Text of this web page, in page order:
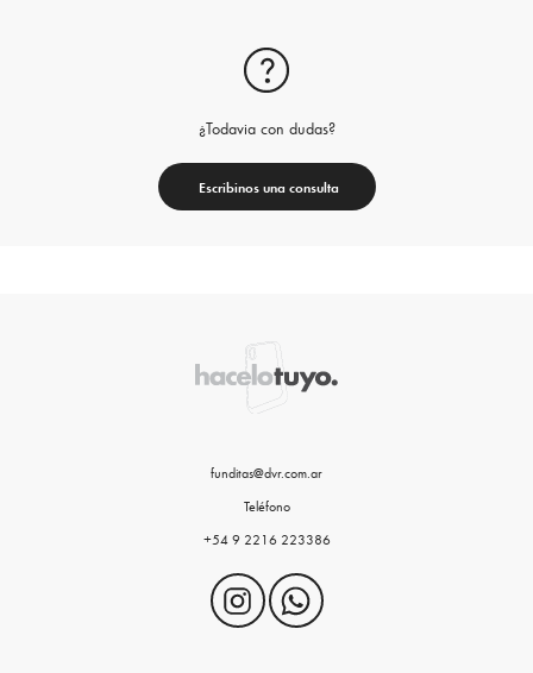
¿Todavia con dudas?
Escribinos una consulta
funditas@dvr.com.ar
Teléfono
+54 9 2216 223386